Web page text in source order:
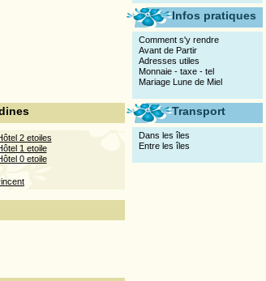
2 etoiles
1 etoile
0 etoile
Infos pratiques
Comment s'y rendre
Avant de Partir
Adresses utiles
Monnaie - taxe - tel
Mariage Lune de Miel
Transport
Dans les îles
Entre les îles